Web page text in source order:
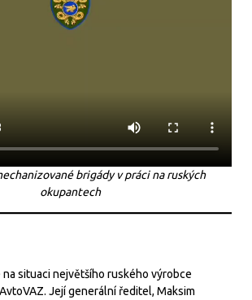
brigády v práci na ruských
okupantech
na situaci největšího ruského výrobce
Její generální ředitel, Maksim